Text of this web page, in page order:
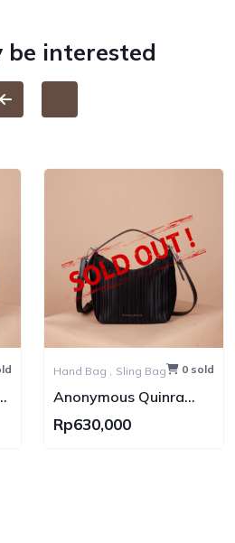
be interested
0 sold
Hand Bag , Sling Bag
Anonymous Quinra
Nylon Bag
Rp630,000